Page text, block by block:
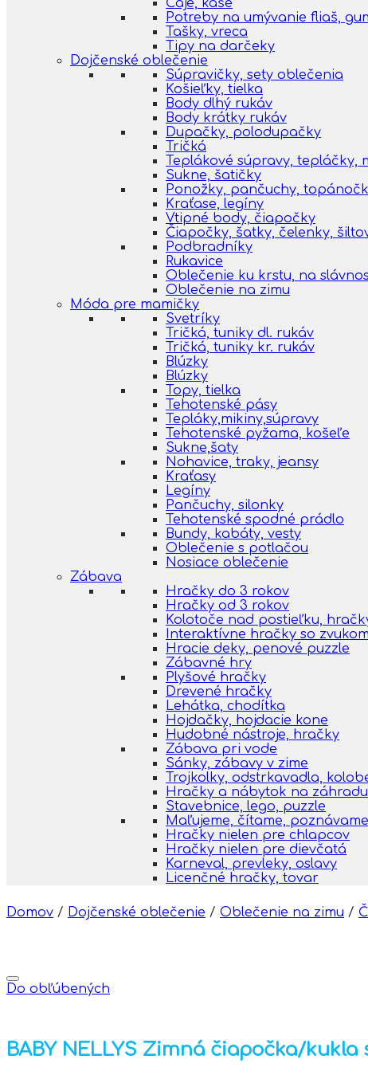
Čaje, kaše
Potreby na umývanie fliaš,
Tašky, vreca
Tipy na darčeky
Dojčenské oblečenie
Súpravičky, sety oblečenia
Košieľky, tielka
Body dlhý rukáv
Body krátky rukáv
Dupačky, polodupačky
Tričká
Teplákové súpravy, tepláčky,
Sukne, šatičky
Ponožky, pančuchy,
Kraťase, legíny
Vtipné body, čiapočky
Čiapočky, šatky, čelenky,
Podbradníky
Rukavice
Oblečenie ku krstu, na
Oblečenie na zimu
Móda pre mamičky
Svetríky
Tričká, tuniky dl. rukáv
Tričká, tuniky kr. rukáv
Blúzky
Blúzky
Topy, tielka
Tehotenské pásy
Tepláky,mikiny,súpravy
Tehotenské pyžama, košeľe
Sukne,šaty
Nohavice, traky, jeansy
Kraťasy
Legíny
Pančuchy, silonky
Tehotenské spodné prádlo
Bundy, kabáty, vesty
Oblečenie s potlačou
Nosiace oblečenie
Zábava
Hračky do 3 rokov
Hračky od 3 rokov
Kolotoče nad postieľku,
Interaktívne hračky so
Hracie deky, penové puzzle
Zábavné hry
Plyšové hračky
Drevené hračky
Lehátka, chodítka
Hojdačky, hojdacie kone
Hudobné nástroje, hračky
Zábava pri vode
Sánky, zábavy v zime
Trojkolky, odstrkavadla,
Hračky a nábytok na záhradu
Stavebnice, lego, puzzle
Maľujeme, čítame, poznávame
Hračky nielen pre chlapcov
Hračky nielen pre dievčatá
Karneval, prevleky, oslavy
Licenčné hračky, tovar
Domov / Dojčenské oblečenie / Oblečenie na zimu /
Do obľúbených
BABY NELLYS Zimná čiapočka/